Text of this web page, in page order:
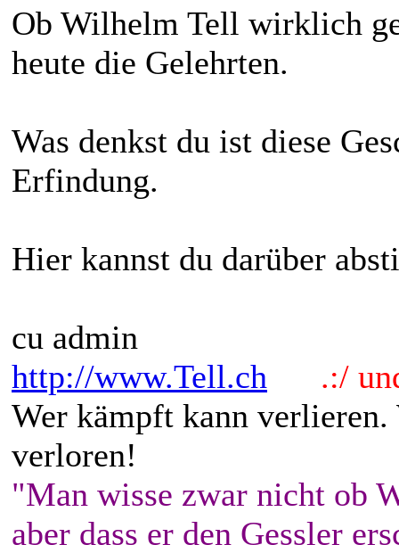
Ob Wilhelm Tell wirklich
heute die Gelehrten.
Was denkst du ist diese
Erfindung.
Hier kannst du darüber
cu admin
http://www.Tell.ch
.:/
Wer kämpft kann
verloren!
"Man wisse zwar nicht ob
aber dass er den Gessler